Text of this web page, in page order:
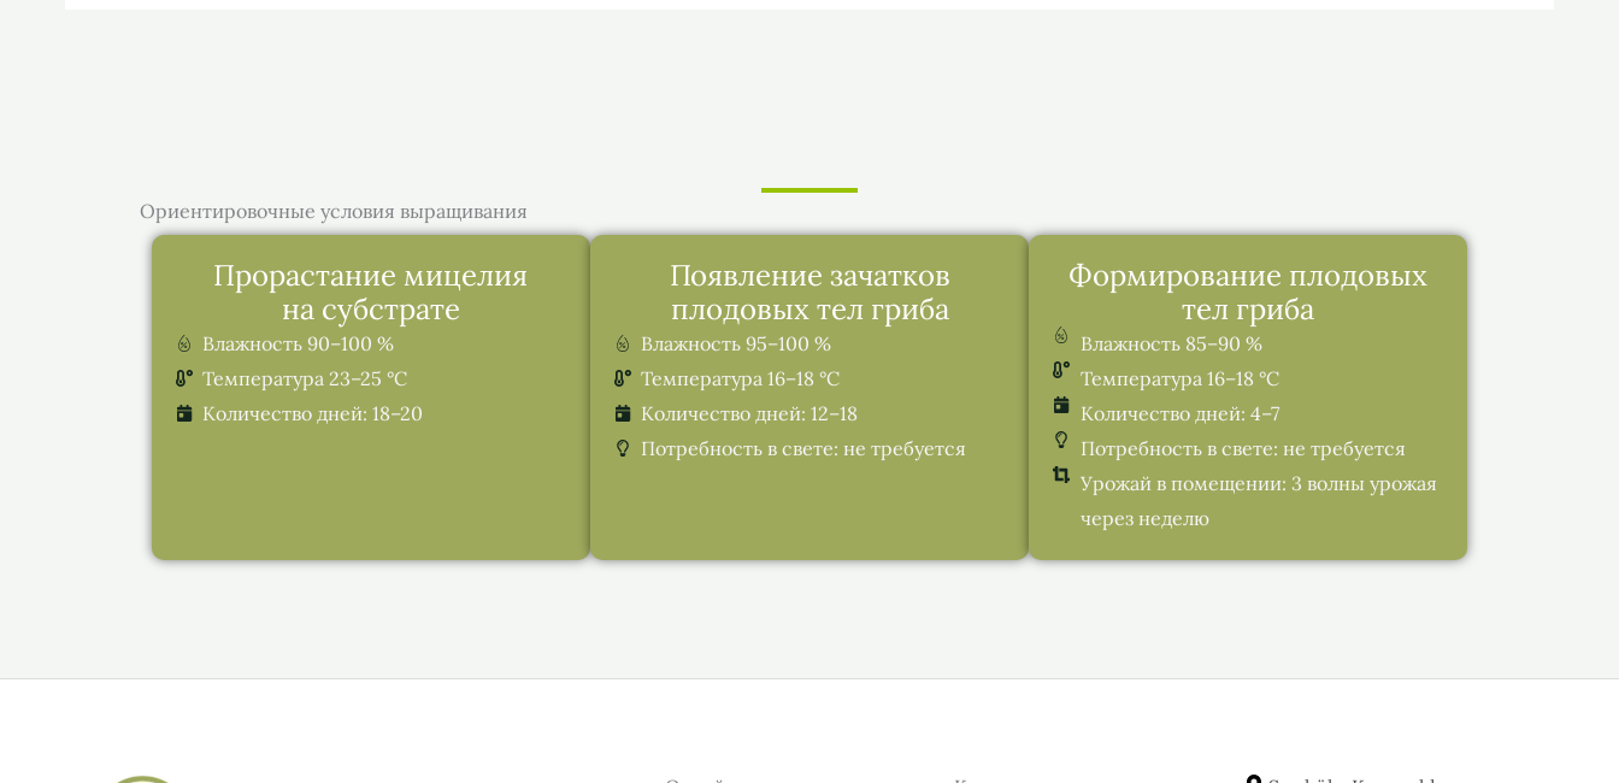
Ориентировочные условия выращивания
Прорастание мицелия
на субстрате
Влажность 90–100 %
Температура 23–25 °C
Количество дней: 18–20
Появление зачатков
плодовых тел гриба
Влажность 95–100 %
Температура 16–18 °C
Количество дней: 12–18
Потребность в свете: не требуется
Формирование плодовых
тел гриба
Влажность 85–90 %
Температура 16–18 °C
Количество дней: 4–7
Потребность в свете: не требуется
Урожай в помещении: 3 волны урожая
через неделю